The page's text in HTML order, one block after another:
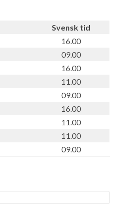
Svensk tid
16.00
09.00
16.00
11.00
09.00
16.00
11.00
11.00
09.00